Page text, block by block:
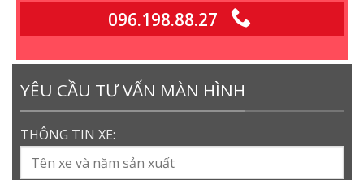
096.198.88.27
YÊU CẦU TƯ VẤN MÀN HÌNH
THÔNG TIN XE: